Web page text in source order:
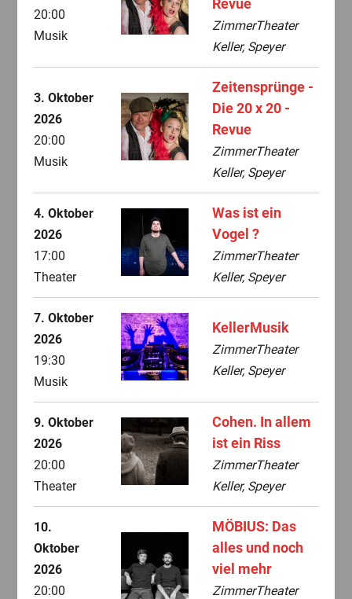
20:00
Musik
Revue
ZimmerTheater
Keller, Speyer
3. Oktober
2026
20:00
Musik
Zeitensprünge -
Die 20 x 20 -
Revue
ZimmerTheater
Keller, Speyer
4. Oktober
2026
17:00
Theater
Was ist ein
Vogel ?
ZimmerTheater
Keller, Speyer
7. Oktober
2026
19:30
Musik
KellerMusik
ZimmerTheater
Keller, Speyer
9. Oktober
2026
20:00
Theater
Cohen. In allem
ist ein Riss
ZimmerTheater
Keller, Speyer
10.
Oktober
2026
20:00
MÖBIUS: Das
alles und noch
viel mehr
ZimmerTheater